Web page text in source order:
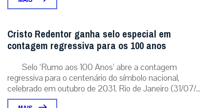
Cristo Redentor ganha selo especial em
contagem regressiva para os 100 anos
Selo ‘Rumo aos 100 Anos’ abre a contagem
regressiva para o centenário do símbolo nacional,
celebrado em outubro de 2031. Rio de Janeiro (31/07/...